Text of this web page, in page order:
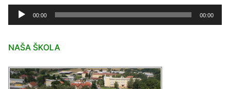
Audio
prehrávač
00:00 00:00
NAŠA ŠKOLA